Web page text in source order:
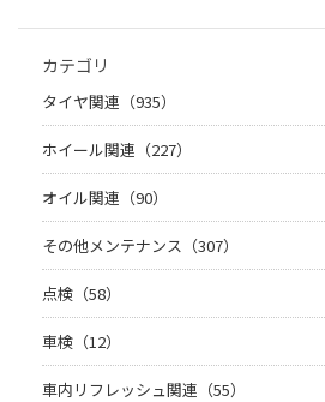
カテゴリ
タイヤ関連（935）
ホイール関連（227）
オイル関連（90）
その他メンテナンス（307）
点検（58）
車検（12）
車内リフレッシュ関連（55）